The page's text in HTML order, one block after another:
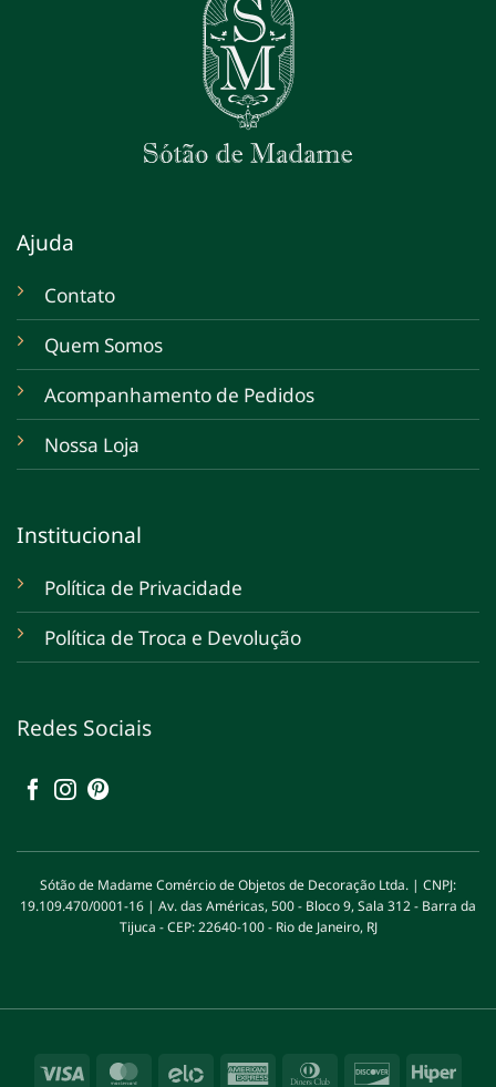
Ajuda
Contato
Quem Somos
Acompanhamento de Pedidos
Nossa Loja
Institucional
Política de Privacidade
Política de Troca e Devolução
Redes Sociais
Sótão de Madame Comércio de Objetos de Decoração Ltda. | CNPJ:
19.109.470/0001-16 | Av. das Américas, 500 - Bloco 9, Sala 312 - Barra da
Tijuca - CEP: 22640-100 - Rio de Janeiro, RJ
Visa MasterCard
Elo AmericanDinners Discover